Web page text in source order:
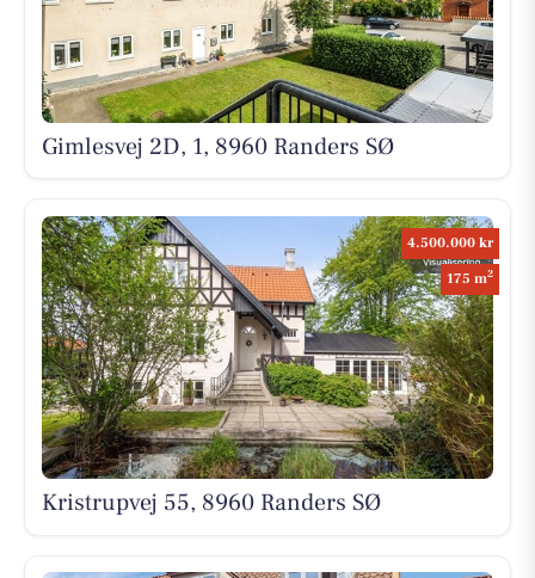
Gimlesvej 2D, 1, 8960 Randers SØ
4.500.000 kr
175 m2
Kristrupvej 55, 8960 Randers SØ